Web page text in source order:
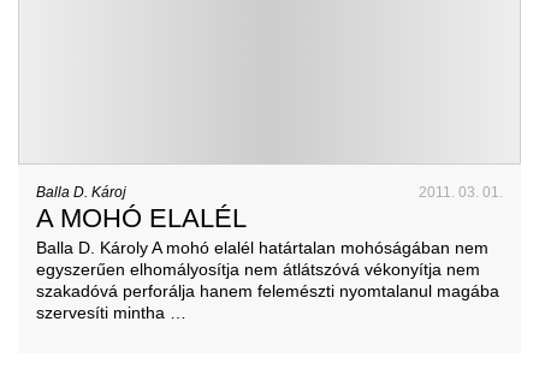
Balla D. Károj 2011. 03. 01.
A MOHÓ ELALÉL
Balla D. Károly A mohó elalél határtalan mohóságában nem
egyszerűen elhomályosítja nem átlátszóvá vékonyítja nem
szakadóvá perforálja hanem felemészti nyomtalanul magába
szervesíti mintha …